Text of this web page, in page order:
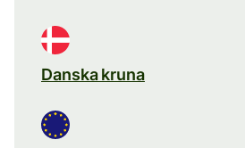
Danska kruna